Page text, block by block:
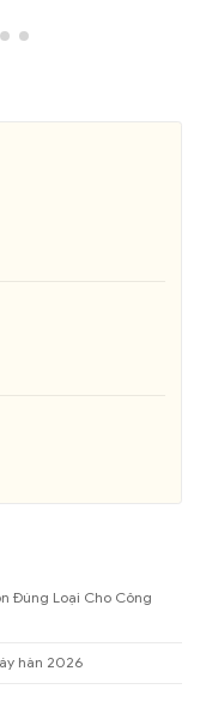
Đúng Loại Cho Công
hàn 2026